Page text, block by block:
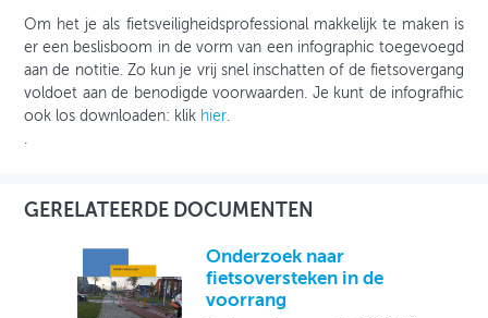
Om het je als fietsveiligheidsprofessional makkelijk te maken is
er een beslisboom in de vorm van een infographic toegevoegd
aan de notitie. Zo kun je vrij snel inschatten of de fietsovergang
voldoet aan de benodigde voorwaarden. Je kunt de infografhic
ook los downloaden: klik hier.
.
GERELATEERDE DOCUMENTEN
Onderzoek naar
fietsoversteken in de
voorrang